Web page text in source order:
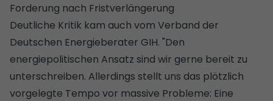
Forderung nach Fristverlängerung
Deutliche Kritik kam auch vom Verband der
Deutschen Energieberater GIH. "Den
energiepolitischen Ansatz sind wir gerne bereit zu
unterschreiben. Allerdings stellt uns das plötzlich
vorgelegte Tempo vor massive Probleme: Eine